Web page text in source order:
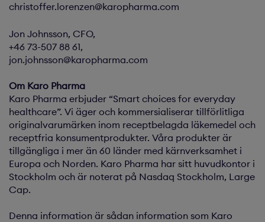
christoffer.lorenzen@karopharma.com
Jon Johnsson, CFO,
+46 73-507 88 61,
jon.johnsson@karopharma.com
Om Karo Pharma
Karo Pharma erbjuder “Smart choices for everyday
healthcare”. Vi äger och kommersialiserar tillförlitliga
originalvarumärken inom receptbelagda läkemedel och
receptfria konsumentprodukter. Våra produkter är
tillgängliga i mer än 60 länder med kärnverksamhet i
Europa och Norden. Karo Pharma har sitt huvudkontor i
Stockholm och är noterat på Nasdaq Stockholm, Large
Cap.
Denna information är sådan information som Karo